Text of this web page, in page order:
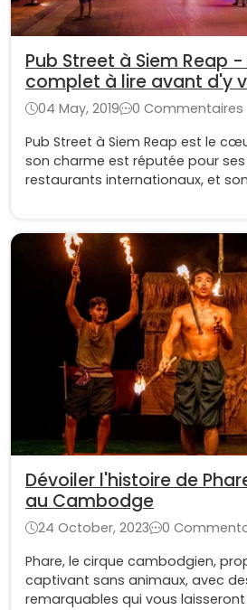
Pub Street à Siem Reap
complet à lire avant d'y
04 May, 2019
0 Commentaires
Pub Street à Siem Reap est le
son charme est réputée pour
restaurants internationaux, et
Dévoiler l'histoire de
au Cambodge
24 October, 2023
0
Phare, le cirque cambodgien,
captivant sans animaux, avec
remarquables qui vous